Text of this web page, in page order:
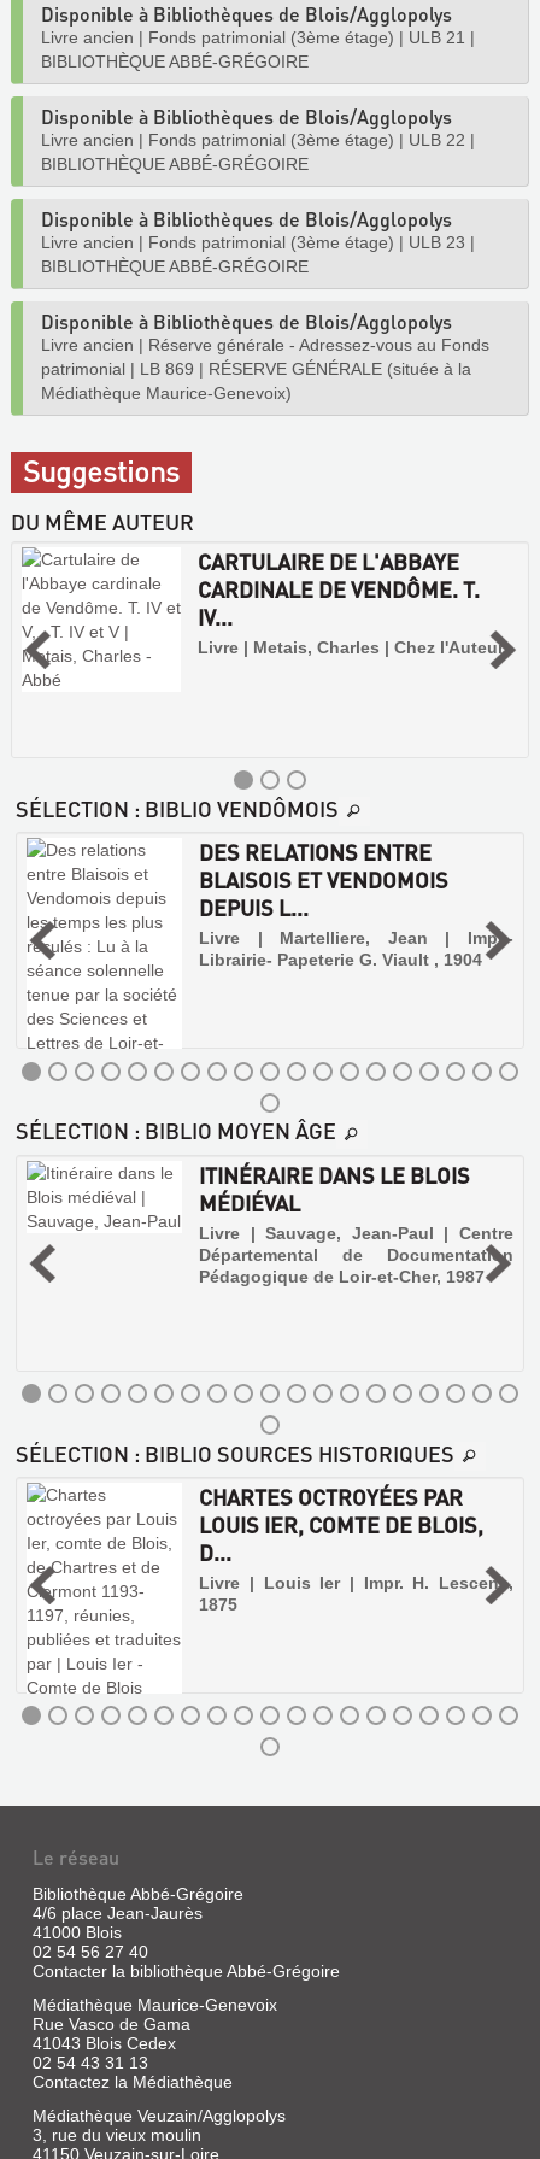
Disponible à Bibliothèques de Blois/Agglopolys
Livre ancien | Fonds patrimonial (3ème étage) | ULB 21 |
BIBLIOTHÈQUE ABBÉ-GRÉGOIRE
Disponible à Bibliothèques de Blois/Agglopolys
Livre ancien | Fonds patrimonial (3ème étage) | ULB 22 |
BIBLIOTHÈQUE ABBÉ-GRÉGOIRE
Disponible à Bibliothèques de Blois/Agglopolys
Livre ancien | Fonds patrimonial (3ème étage) | ULB 23 |
BIBLIOTHÈQUE ABBÉ-GRÉGOIRE
Disponible à Bibliothèques de Blois/Agglopolys
Livre ancien | Réserve générale - Adressez-vous au Fonds
patrimonial | LB 869 | RÉSERVE GÉNÉRALE (située à la
Médiathèque Maurice-Genevoix)
Suggestions
DU MÊME AUTEUR
CARTULAIRE DE L'ABBAYE
CARDINALE DE VENDÔME. T.
IV...
Livre | Metais, Charles | Chez l'Auteur
CARDINALE
DE
T.
IV...
Livre
|
Metais,
Charles
|
Chez
l'Auteur
CARTULAIRE
SAINTONGEAIS
DE
LA
TRINITÉ
DE
VENDÔME
SÉLECTION : BIBLIO VENDÔMOIS
DES RELATIONS ENTRE
BLAISOIS ET VENDOMOIS
DEPUIS L...
Livre | Martelliere, Jean | Impr.-
Librairie- Papeterie G. Viault , 1904
SÉLECTION : BIBLIO MOYEN ÂGE
ITINÉRAIRE DANS LE BLOIS
MÉDIÉVAL
Livre | Sauvage, Jean-Paul | Centre
Départemental de Documentation
Pédagogique de Loir-et-Cher, 1987
ITINÉRAIRE
DANS
LE
BLOIS
MÉDIÉVAL
Départemental
de
Documentation
Pédagogique
Loir-
et-
Cher,
1987
SÉLECTION : BIBLIO SOURCES HISTORIQUES
CHARTES OCTROYÉES PAR
LOUIS IER, COMTE DE BLOIS,
D...
Livre | Louis Ier | Impr. H. Lescene,
1875
Le réseau
Bibliothèque Abbé-Grégoire
4/6 place Jean-Jaurès
41000 Blois
02 54 56 27 40
Contacter la bibliothèque Abbé-Grégoire
Médiathèque Maurice-Genevoix
Rue Vasco de Gama
41043 Blois Cedex
02 54 43 31 13
Contactez la Médiathèque
Médiathèque Veuzain/Agglopolys
3, rue du vieux moulin
41150 Veuzain-sur-Loire